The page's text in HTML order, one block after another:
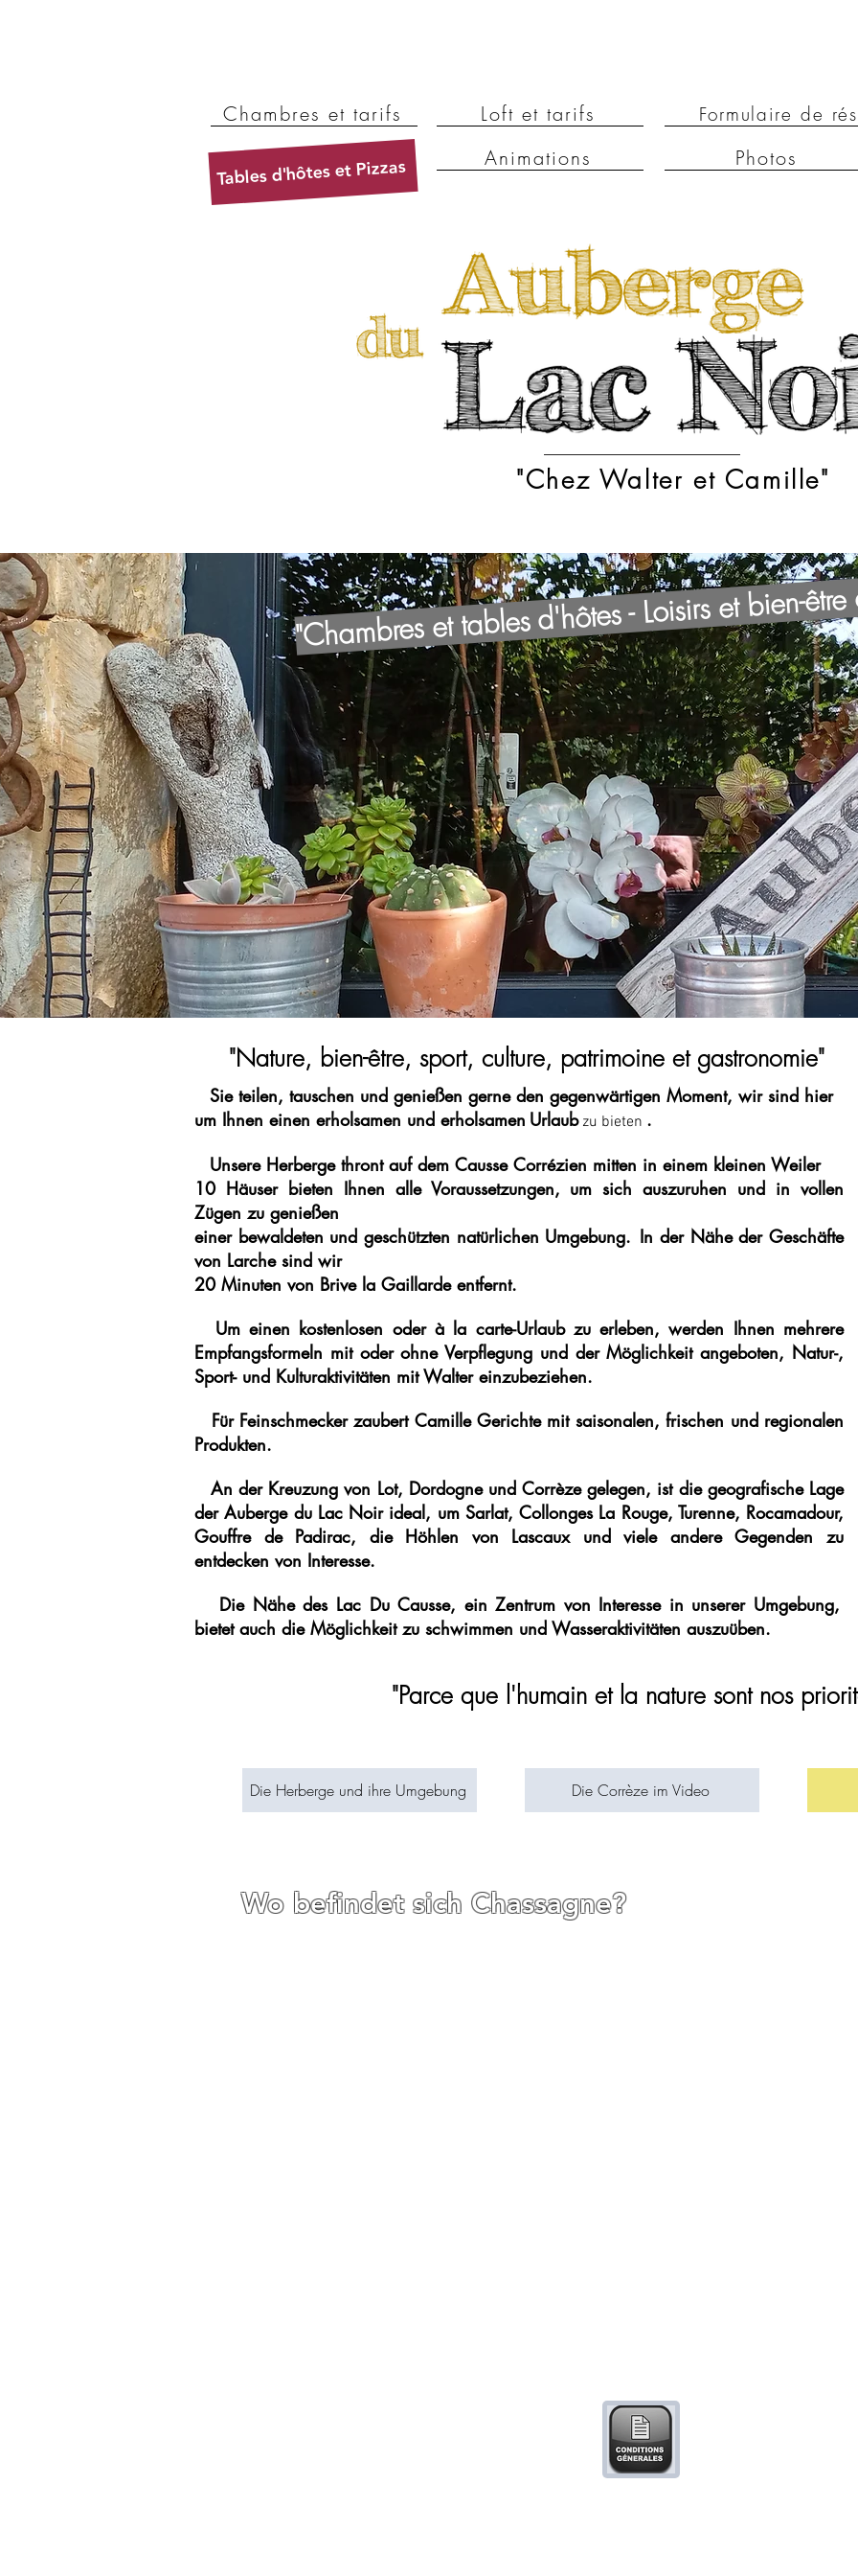
Chambres et tarifs Loft et tarifs Formulaire de
Tables d'hôtes et Pizzas Animations Photos
"Chez Walter et Camille"
"Chambres et tables d'hôtes - Loisirs et bien-
"Nature, bien-être, sport, culture, patrimoine et gastronomie"
Sie teilen, tauschen und genießen gerne den gegenwärtigen Moment, wir sind hier
um Ihnen einen erholsamen und erholsamen Urlaubzu bieten .
Unsere Herberge thront auf dem Causse Corrézien mitten in einem kleinen Weiler
10 Häuser bieten Ihnen alle Voraussetzungen, um sich auszuruhen und in vollen
Zügen zu genießen
einer bewaldeten und geschützten natürlichen Umgebung. In der Nähe der Geschäfte
von Larche sind wir
20 Minuten von Brive la Gaillarde entfernt.
Um einen kostenlosen oder à la carte-Urlaub zu erleben, werden Ihnen mehrere
Empfangsformeln mit oder ohne Verpflegung und der Möglichkeit angeboten, Natur-,
Sport- und Kulturaktivitäten mit Walter einzubeziehen.
Für Feinschmecker zaubert Camille Gerichte mit saisonalen, frischen und regionalen
Produkten.
An der Kreuzung von Lot, Dordogne und Corrèze gelegen, ist die geografische Lage
der Auberge du Lac Noir ideal, um Sarlat, Collonges La Rouge, Turenne, Rocamadour,
Gouffre de Padirac, die Höhlen von Lascaux und viele andere Gegenden zu
entdecken von Interesse.
Die Nähe des Lac Du Causse, ein Zentrum von Interesse in unserer Umgebung,
bietet auch die Möglichkeit zu schwimmen und Wasseraktivitäten auszuüben.
"Parce que l'humain et la nature sont nos
Die Herberge und ihre Umgebung Die Corrèze im Video
Wo befindet sich Chassagne?